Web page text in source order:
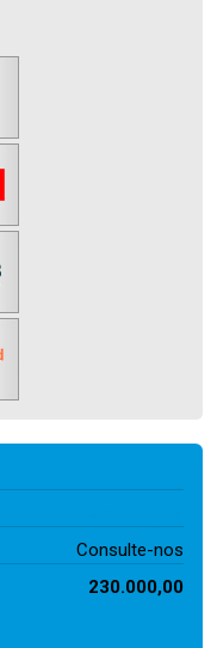
Consulte-nos
230.000,00